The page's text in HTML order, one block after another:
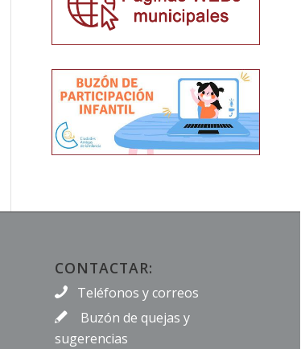
CONTACTAR:
Teléfonos y correos
Buzón de quejas y
sugerencias